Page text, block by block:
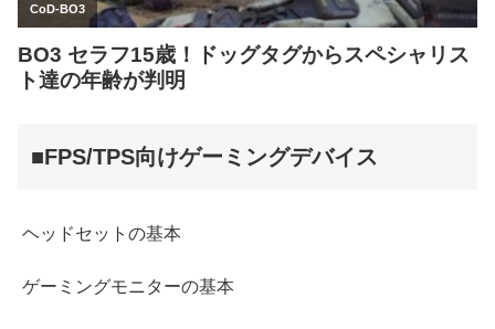
■FPS/TPS向けゲーミングデバイス
ヘッドセットの基本
ゲーミングモニターの基本